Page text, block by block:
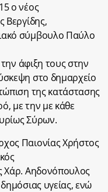
ο νέος
Βεργίδης,
σύμβουλο Παύλο
άφιξη τους στην
στο δημαρχείο
της κατάστασης
με την με κάθε
Σύρων.
Παιονίας Χρήστος
Χάρ. Αηδονόπουλος
υγείας, ενώ